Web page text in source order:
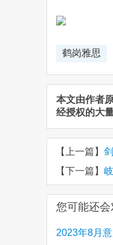
鹤岗雅思
本文由作者
经授权的大
【上一篇】
【下一篇】
您可能还会
2023年8月